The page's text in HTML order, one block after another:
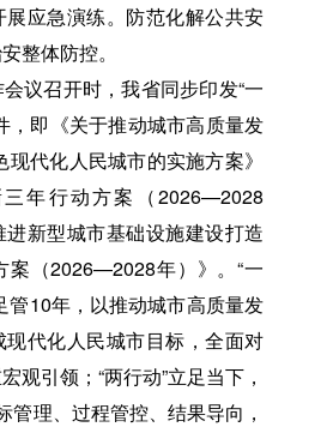
应急演练。防范化解公共安
整体防控。
议召开时，我省同步印发“一
，即《关于推动城市高质量发
代化人民城市的实施方案》
三年行动方案（2026—2028
新型城市基础设施建设打造
案（2026—2028年）》。“一
管10年，以推动城市高质量发
代化人民城市目标，全面对
观引领；“两行动”立足当下，
管理、过程管控、结果导向，